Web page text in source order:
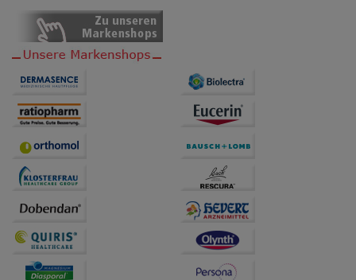
übertragen werden.